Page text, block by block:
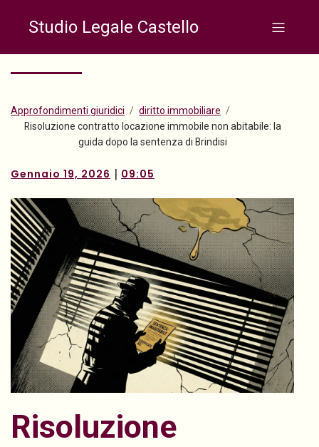
Studio Legale Castello
Approfondimenti giuridici
diritto immobiliare
Risoluzione contratto locazione immobile non abitabile: la
guida dopo la sentenza di Brindisi
Gennaio 19, 2026 | 09:05
Risoluzione